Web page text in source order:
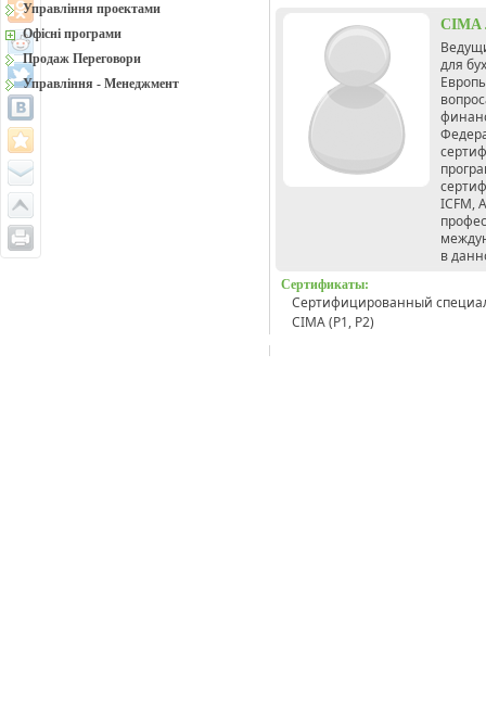
CIMA
для
IСFM,
в
Сертификаты:
Сертифицированный
CIMA (P1, Р2)
Управління проектами
Офісні програми
Продаж Переговори
Управління - Менеджмент